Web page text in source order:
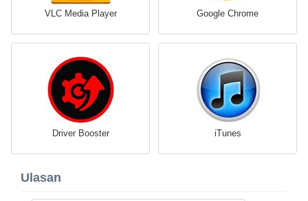
VLC Media Player Google Chrome
Driver Booster iTunes
Ulasan